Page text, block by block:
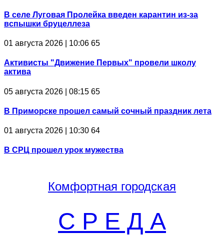
В селе Луговая Пролейка введен карантин из-за
вспышки бруцеллеза
01 августа 2026 | 10:06 65
Активисты "Движение Первых" провели школу
актива
05 августа 2026 | 08:15 65
В Приморске прошел самый сочный праздник лета
01 августа 2026 | 10:30 64
В СРЦ прошел урок мужества
Комфортная городская
С Р Е Д А